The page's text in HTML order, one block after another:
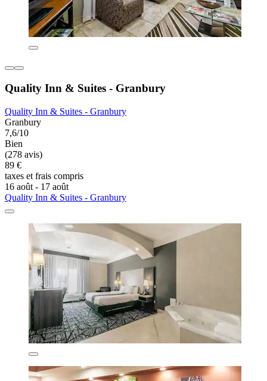
Quality Inn & Suites - Granbury
Quality Inn & Suites - Granbury
Granbury
7,6/10
Bien
(278 avis)
89 €
taxes et frais compris
16 août - 17 août
Quality Inn & Suites - Granbury